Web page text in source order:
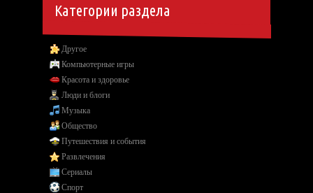
Категории раздела
Другое
Компьютерные игры
Красота и здоровье
Люди и блоги
Музыка
Общество
Путешествия и события
Развлечения
Сериалы
Спорт